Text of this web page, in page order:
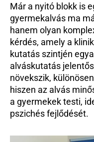
Már a nyitó blokk is
gyermekalvás ma
hanem olyan
kérdés, amely a
kutatás szintjén
alváskutatás
növekszik,
hiszen az alvás
a gyermekek testi,
pszichés fejlődését.